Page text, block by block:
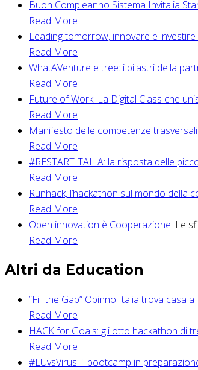
Buon Compleanno Sistema Invitalia
Read More
Leading tomorrow, innovare e investire
Read More
WhatAVenture e tree: i pilastri della
Read More
Future of Work: La Digital Class che
Read More
Manifesto delle competenze
Read More
#RESTARTITALIA: la risposta delle
Read More
Runhack, l’hackathon sul mondo della
Read More
Open innovation è Cooperazione! Le
Read More
Altri da Education
“Fill the Gap” Opinno Italia trova casa a
Read More
HACK for Goals: gli otto hackathon di
Read More
#EUvsVirus: il bootcamp in